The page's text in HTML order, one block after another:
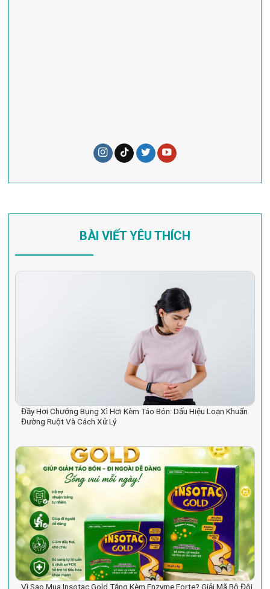
BÀI VIẾT YÊU THÍCH
Đầy Hơi Chướng Bụng Xì Hơi Kèm Táo Bón: Dấu Hiệu Loạn Khuẩn
Đường Ruột Và Cách Xử Lý
Vì Sao Mua Insotac Gold Tặng Kèm Enzyme Forte? Giải Mã Bộ Đôi